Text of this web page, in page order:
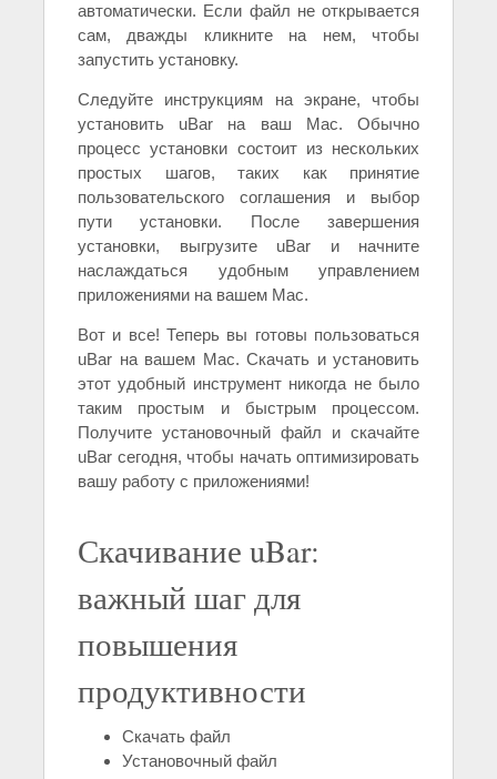
автоматически. Если файл не открывается
сам, дважды кликните на нем, чтобы
запустить установку.
Следуйте инструкциям на экране, чтобы
установить uBar на ваш Mac. Обычно
процесс установки состоит из нескольких
простых шагов, таких как принятие
пользовательского соглашения и выбор
пути установки. После завершения
установки, выгрузите uBar и начните
наслаждаться удобным управлением
приложениями на вашем Mac.
Вот и все! Теперь вы готовы пользоваться
uBar на вашем Mac. Скачать и установить
этот удобный инструмент никогда не было
таким простым и быстрым процессом.
Получите установочный файл и скачайте
uBar сегодня, чтобы начать оптимизировать
вашу работу с приложениями!
Скачивание uBar:
важный шаг для
повышения
продуктивности
Скачать файл
Установочный файл